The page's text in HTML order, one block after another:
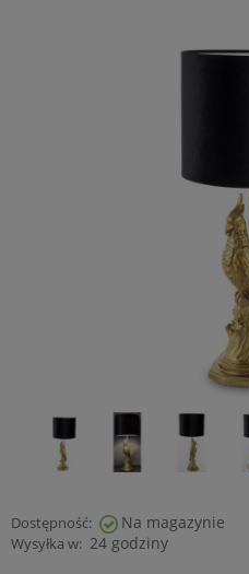
Dostępność: Na magazynie
Wysyłka w: 24 godziny